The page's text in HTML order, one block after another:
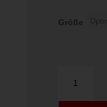
Größe
Menge